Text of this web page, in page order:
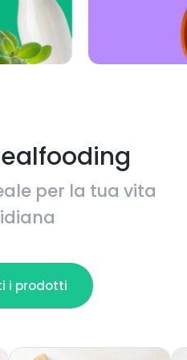
/10
per la tua vita
i prodotti